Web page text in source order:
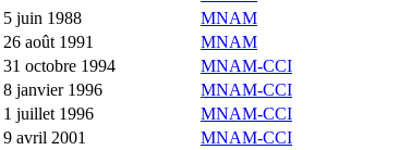
5 juin 1988
MNAM
26 août 1991
MNAM
31 octobre 1994
MNAM-CCI
8 janvier 1996
MNAM-CCI
1 juillet 1996
MNAM-CCI
9 avril 2001
MNAM-CCI